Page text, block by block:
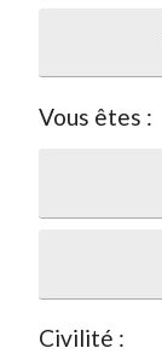
Vous êtes :
Civilité :